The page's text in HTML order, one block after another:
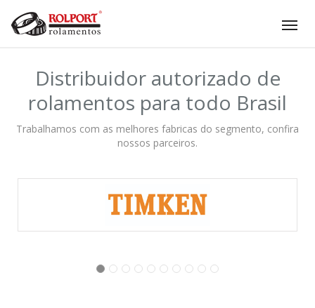
Distribuidor autorizado de
rolamentos para todo Brasil
Trabalhamos com as melhores fabricas do segmento, confira
nossos parceiros.